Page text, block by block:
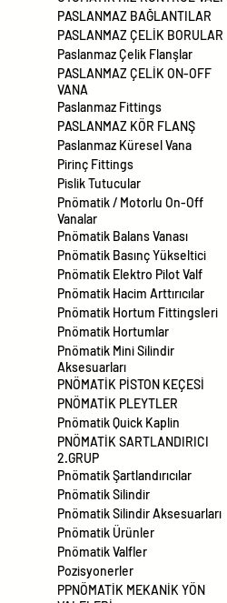
PASLANMAZ BAĞLANTILAR
PASLANMAZ ÇELİK BORULAR
Paslanmaz Çelik Flanşlar
PASLANMAZ ÇELİK ON-OFF
VANA
Paslanmaz Fittings
PASLANMAZ KÖR FLANŞ
Paslanmaz Küresel Vana
Pirinç Fittings
Pislik Tutucular
Pnömatik / Motorlu On-Off
Vanalar
Pnömatik Balans Vanası
Pnömatik Basınç Yükseltici
Pnömatik Elektro Pilot Valf
Pnömatik Hacim Arttırıcılar
Pnömatik Hortum Fittingsleri
Pnömatik Hortumlar
Pnömatik Mini Silindir
Aksesuarları
PNÖMATİK PİSTON KEÇESİ
PNÖMATİK PLEYTLER
Pnömatik Quick Kaplin
PNÖMATİK SARTLANDIRICI
2.GRUP
Pnömatik Şartlandırıcılar
Pnömatik Silindir
Pnömatik Silindir Aksesuarları
Pnömatik Ürünler
Pnömatik Valfler
Pozisyonerler
PPNÖMATİK MEKANİK YÖN